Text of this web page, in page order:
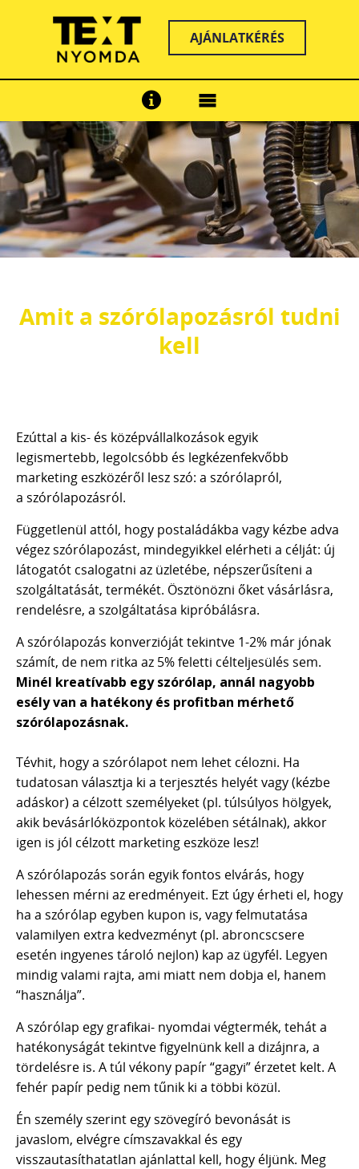
AJÁNLATKÉRÉS
Amit a szórólapozásról tudni
kell
Ezúttal a kis- és középvállalkozások egyik
legismertebb, legolcsóbb és legkézenfekvőbb
marketing eszközéről lesz szó: a szórólapról,
a szórólapozásról.
Függetlenül attól, hogy postaládákba vagy kézbe adva
végez szórólapozást, mindegyikkel elérheti a célját: új
látogatót csalogatni az üzletébe, népszerűsíteni a
szolgáltatását, termékét. Ösztönözni őket vásárlásra,
rendelésre, a szolgáltatása kipróbálásra.
A szórólapozás konverzióját tekintve 1-2% már jónak
számít, de nem ritka az 5% feletti célteljesülés sem.
Minél kreatívabb egy szórólap, annál nagyobb
esély van a hatékony és profitban mérhető
szórólapozásnak.
Tévhit, hogy a szórólapot nem lehet célozni. Ha
tudatosan választja ki a terjesztés helyét vagy (kézbe
adáskor) a célzott személyeket (pl. túlsúlyos hölgyek,
akik bevásárlóközpontok közelében sétálnak), akkor
igen is jól célzott marketing eszköze lesz!
A szórólapozás során egyik fontos elvárás, hogy
lehessen mérni az eredményeit. Ezt úgy érheti el, hogy
ha a szórólap egyben kupon is, vagy felmutatása
valamilyen extra kedvezményt (pl. abroncscsere
esetén ingyenes tároló nejlon) kap az ügyfél. Legyen
mindig valami rajta, ami miatt nem dobja el, hanem
“használja”.
A szórólap egy grafikai- nyomdai végtermék, tehát a
hatékonyságát tekintve figyelnünk kell a dizájnra, a
tördelésre is. A túl vékony papír “gagyi” érzetet kelt. A
fehér papír pedig nem tűnik ki a többi közül.
Én személy szerint egy szövegíró bevonását is
javaslom, elvégre címszavakkal és egy
visszautasíthatatlan ajánlattal kell, hogy éljünk. Meg